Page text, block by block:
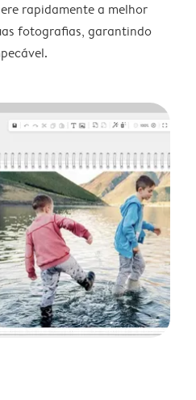
rapidamente a melhor
fotografias, garantindo